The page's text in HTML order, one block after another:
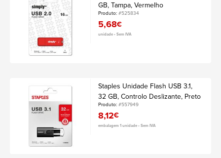
GB, Tampa, Vermelho
Produto:#525834
5,68€
unidade • Sem IVA
Staples Unidade Flash USB 3.1,
32 GB, Controlo Deslizante, Preto
Produto:#557949
8,12€
embalagem 1 unidade • Sem IVA